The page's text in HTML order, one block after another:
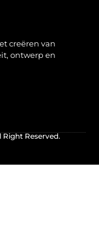
creëren van
ontwerp en
Right Reserved.